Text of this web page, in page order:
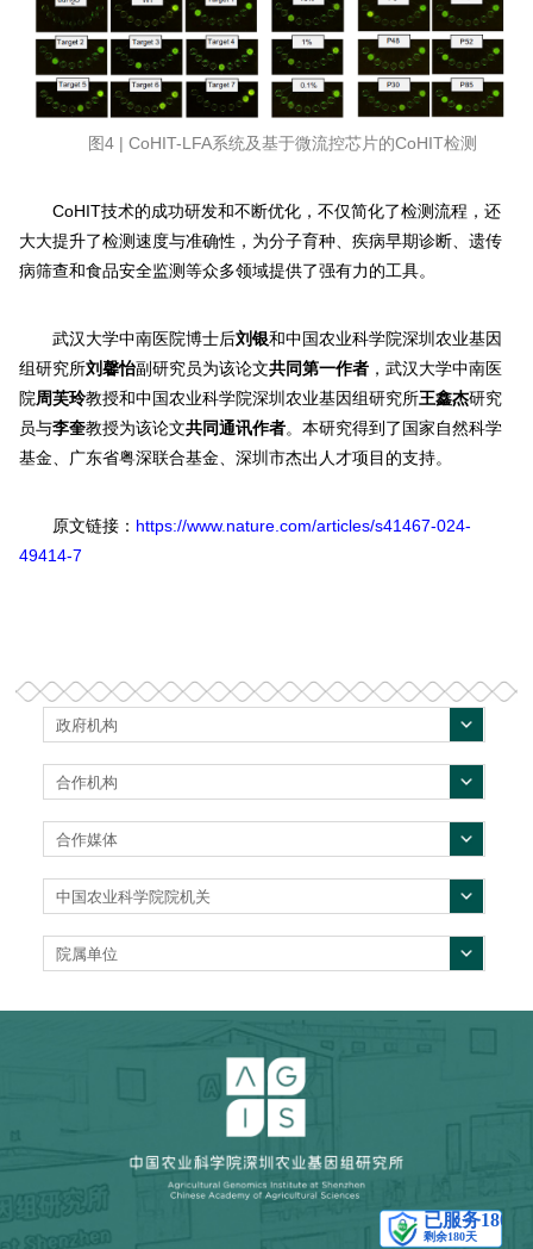
图4 | CoHIT-LFA系统及基于微流控芯片的CoHIT检测
CoHIT技术的成功研发和不断优化，不仅简化了检测流程，还
大大提升了检测速度与准确性，为分子育种、疾病早期诊断、遗传
病筛查和食品安全监测等众多领域提供了强有力的工具。
武汉大学中南医院博士后刘银和中国农业科学院深圳农业基因
组研究所刘馨怡副研究员为该论文共同第一作者，武汉大学中南医
院周芙玲教授和中国农业科学院深圳农业基因组研究所王鑫杰研究
员与李奎教授为该论文共同通讯作者。本研究得到了国家自然科学
基金、广东省粤深联合基金、深圳市杰出人才项目的支持。
原文链接： https://www.nature.com/articles/s41467-024-
49414-7
政府机构
合作机构
合作媒体
中国农业科学院院机关
院属单位